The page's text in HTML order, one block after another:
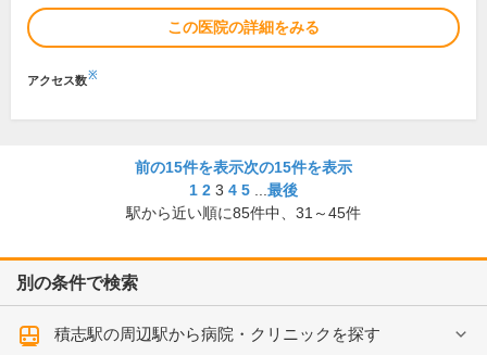
この医院の詳細をみる
アクセス数※
前の15件を表示次の15件を表示
1 2 3 4 5
最後
駅から近い順に85件中、 31～45件
別の条件で検索
積志駅の周辺駅から病院・クリニックを探す